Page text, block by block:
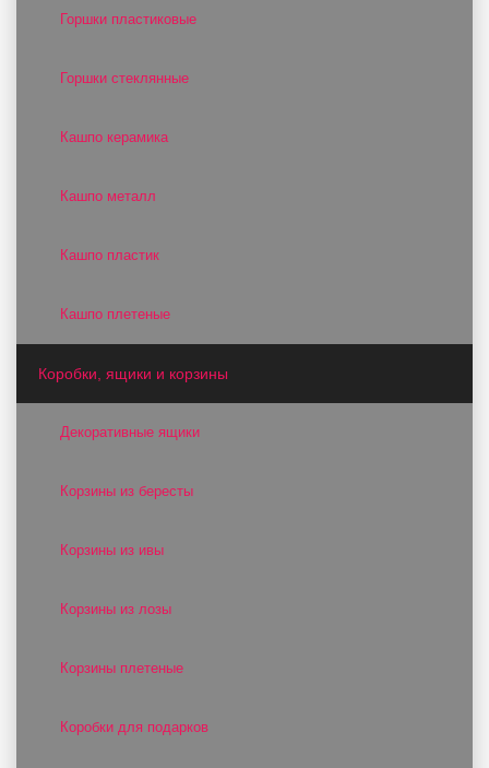
Горшки пластиковые
Горшки стеклянные
Кашпо керамика
Кашпо металл
Кашпо пластик
Кашпо плетеные
Коробки, ящики и корзины
Декоративные ящики
Корзины из бересты
Корзины из ивы
Корзины из лозы
Корзины плетеные
Коробки для подарков